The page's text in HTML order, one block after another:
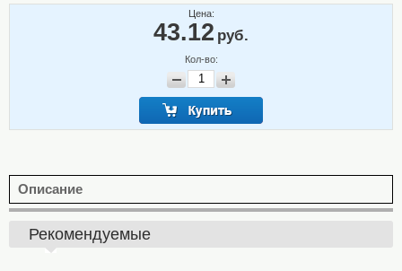
Цена:
43.12 руб.
Кол-во:
Описание
Рекомендуемые